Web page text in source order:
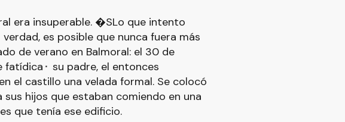
era insuperable. �SLo que intento
es posible que nunca fuera más
de verano en Balmoral: el 30 de
su padre, el entonces
el castillo una velada formal. Se colocó
hijos que estaban comiendo en una
que tenía ese edificio.